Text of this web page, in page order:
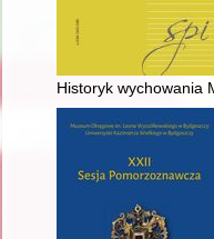
Historyk wychowania